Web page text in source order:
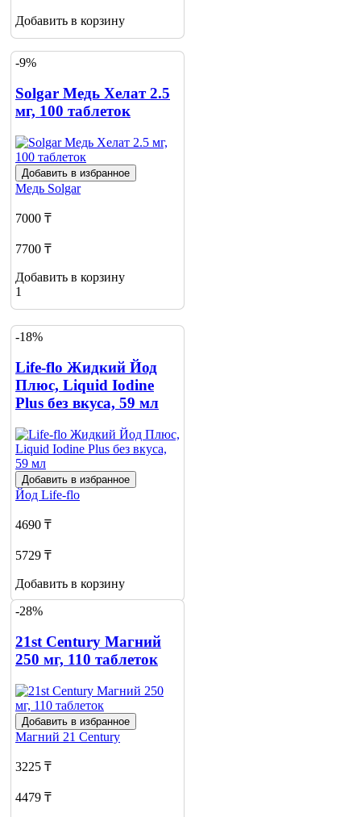
Добавить в корзину
-9%
Solgar Медь Хелат 2.5
мг, 100 таблеток
Добавить в избранное
Медь Solgar
7000 ₸
7700 ₸
Добавить в корзину
1
-18%
Life-flo Жидкий Йод
Плюс, Liquid Iodine
Plus без вкуса, 59 мл
Добавить в избранное
Йод Life-flo
4690 ₸
5729 ₸
Добавить в корзину
-28%
21st Century Магний
250 мг, 110 таблеток
Добавить в избранное
Магний 21 Century
3225 ₸
4479 ₸